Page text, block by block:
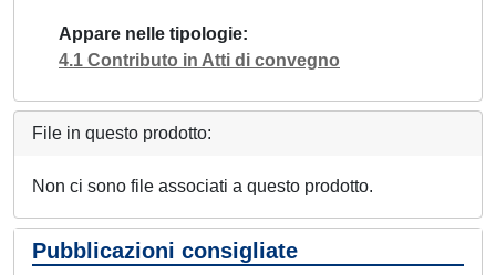
Appare nelle tipologie
4.1 Contributo in Atti di convegno
File in questo prodotto:
Non ci sono file associati a questo prodotto.
Pubblicazioni consigliate